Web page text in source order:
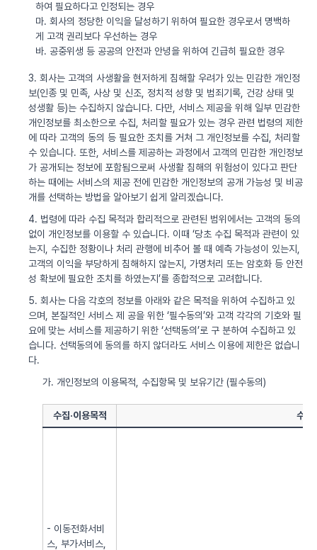
하여 필요하다고 인정되는 경우
마. 회사의 정당한 이익을 달성하기 위하여 필요한 경우로서 명백하
게 고객 권리보다 우선하는 경우
바. 공중위생 등 공공의 안전과 안녕을 위하여 긴급히 필요한 경우
3. 회사는 고객의 사생활을 현저하게 침해할 우려가 있는 민감한 개인정
보(인종 및 민족, 사상 및 신조, 정치적 성향 및 범죄기록, 건강 상태 및
성생활 등)는 수집하지 않습니다. 다만, 서비스 제공을 위해 일부 민감한
개인정보를 최소한으로 수집, 처리할 필요가 있는 경우 관련 법령의 제한
에 따라 고객의 동의 등 필요한 조치를 거쳐 그 개인정보를 수집, 처리할
수 있습니다. 또한, 서비스를 제공하는 과정에서 고객의 민감한 개인정보
가 공개되는 정보에 포함됨으로써 사생활 침해의 위험성이 있다고 판단
하는 때에는 서비스의 제공 전에 민감한 개인정보의 공개 가능성 및 비공
개를 선택하는 방법을 알아보기 쉽게 알리겠습니다.
4. 법령에 따라 수집 목적과 합리적으로 관련된 범위에서는 고객의 동의
없이 개인정보를 이용할 수 있습니다. 이때 ‘당초 수집 목적과 관련이 있
는지, 수집한 정황이나 처리 관행에 비추어 볼 때 예측 가능성이 있는지,
고객의 이익을 부당하게 침해하지 않는지, 가명처리 또는 암호화 등 안전
성 확보에 필요한 조치를 하였는지’를 종합적으로 고려합니다.
5. 회사는 다음 각호의 정보를 아래와 같은 목적을 위하여 수집하고 있
으며, 본질적인 서비스 제 공을 위한 ‘필수동의’와 고객 각각의 기호와 필
요에 맞는 서비스를 제공하기 위한 ‘선택동의’로 구 분하여 수집하고 있
습니다. 선택동의에 동의를 하지 않더라도 서비스 이용에 제한은 없습니
다.
가. 개인정보의 이용목적, 수집항목 및 보유기간 (필수동의)
수집·이용목적 수집
- 이동전화서비
스, 부가서비스,